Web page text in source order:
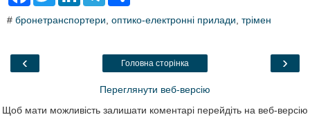
e
o
t
k
e
a
r
# бронетранспортери оптико-електронні прилади трімен
‹ ›
Головна сторінка
Переглянути веб-версію
Щоб мати можливість залишати коментарі перейдіть на веб-версію